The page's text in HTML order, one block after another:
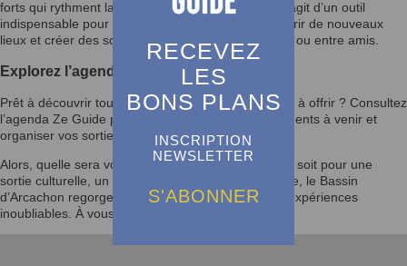
RECEVEZ
LES
BONS PLANS
INSCRIPTION
NEWSLETTER
S'ABONNER
forts qui rythment la vie du Bassin d’Arcachon. Il s’agit d’un outil
indispensable pour enrichir votre quotidien, découvrir de nouveaux
lieux et créer des souvenirs mémorables en famille ou entre amis.
Explorez l’agenda et laissez-vous inspirer
Prêt à découvrir tout ce que le Bassin d’Arcachon a à offrir ? Consultez
l’agenda Ze Guide pour rester informé des événements à venir et
organiser vos sorties selon vos envies.
Alors, quelle sera votre prochaine activité ? Que ce soit pour une
sortie culturelle, un festival ou un moment en famille, le Bassin
d’Arcachon regorge d’opportunités pour vivre des expériences
inoubliables. À vous de jouer !